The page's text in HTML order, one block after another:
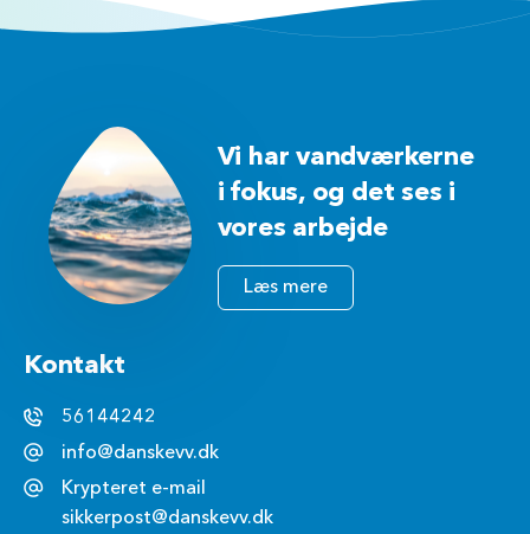
Vi har vandværkerne
i fokus, og det ses i
vores arbejde
Læs mere
Kontakt
56144242
info@danskevv.dk
Krypteret e-mail
sikkerpost@danskevv.dk